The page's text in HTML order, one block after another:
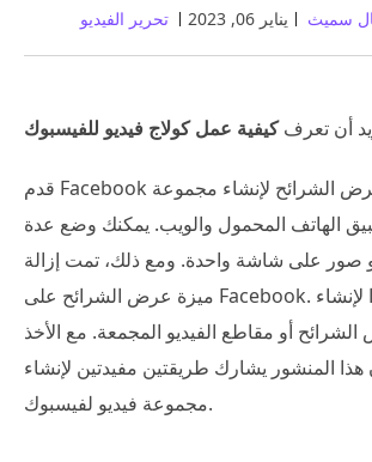
سميث يناير 06, 2023 تحرير الفيديو
أن تعرفكيفية عمل كولاج فيديو للفيسبوك
قدم Facebook ذات مرة ميزة عرض الشرائح لإنشاء مجموعة
الهاتف المحمول والويب. يمكنك وضع عدة
صور على شاشة واحدة. ومع ذلك، تمت إزالة
ميزة عرض الشرائح على Facebook. لم يعد خيارًا لإنشاء
أو مقاطع الفيديو المجمعة. مع الأخذ
هذا المنشور يشارك طريقتين مفيدتين لإنشاء
مجموعة فيديو لفيسبوك.